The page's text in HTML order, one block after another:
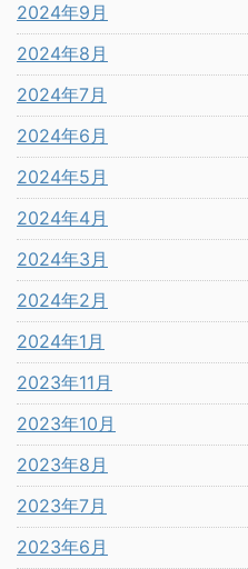
2024年9月
2024年8月
2024年7月
2024年6月
2024年5月
2024年4月
2024年3月
2024年2月
2024年1月
2023年11月
2023年10月
2023年8月
2023年7月
2023年6月